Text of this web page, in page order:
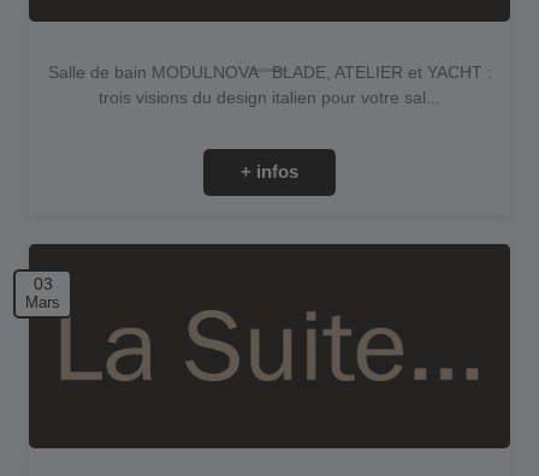
Salle de bain MODULNOVA BLADE, ATELIER et YACHT :
trois visions du design italien pour votre sal...
+ infos
03
Mars